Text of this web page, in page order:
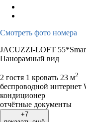
Смотреть фото номера
JACUZZI-LOFT
Панорамный вид
2 гостя 1 кровать 23 м2
беспроводной интернет
кондиционер
отчётные документы
+7